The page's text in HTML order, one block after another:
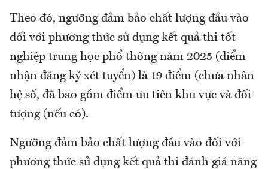
Theo đó, ngưỡng đảm bảo chất lượng đầu vào
đối với phương thức sử dụng kết quả thi tốt
nghiệp trung học phổ thông năm 2025 (điểm
nhận đăng ký xét tuyển) là 19 điểm (chưa nhân
hệ số, đã bao gồm điểm ưu tiên khu vực và đối
tượng (nếu có).
Ngưỡng đảm bảo chất lượng đầu vào đối với
phương thức sử dụng kết quả thi đánh giá năng